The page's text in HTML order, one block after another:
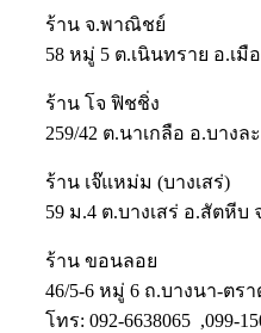
ร้าน จ.พาณิชย์
58 หมู่ 5 ต.เนินทราย อ.เมื
ร้าน โจ ฟิชชิ่ง
259/42 ต.นาเกลือ อ.บางล
ร้าน เจ๊แหม่ม (บางเสร่)
59 ม.4 ต.บางเสร่ อ.สัตหีบ
ร้าน ขอนลอย
46/5-6 หมู่ 6 ถ.บางนา-ตร
โทร: 092-6638065 ,099-